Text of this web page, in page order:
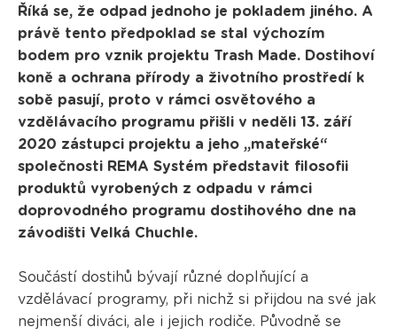
Říká se, že odpad jednoho je pokladem jiného. A
právě tento předpoklad se stal výchozím
bodem pro vznik projektu Trash Made. Dostihoví
koně a ochrana přírody a životního prostředí k
sobě pasují, proto v rámci osvětového a
vzdělávacího programu přišli v neděli 13. září
2020 zástupci projektu a jeho „mateřské“
společnosti REMA Systém představit filosofii
produktů vyrobených z odpadu v rámci
doprovodného programu dostihového dne na
závodišti Velká Chuchle.
Součástí dostihů bývají různé doplňující a
vzdělávací programy, při nichž si přijdou na své jak
nejmenší diváci, ale i jejich rodiče. Původně se